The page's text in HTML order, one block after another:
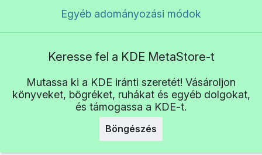
Egyéb adományozási módok
Keresse fel a KDE MetaStore-t
Mutassa ki a KDE iránti szeretét! Vásároljon
könyveket, bögréket, ruhákat és egyéb dolgokat,
és támogassa a KDE-t.
Böngészés